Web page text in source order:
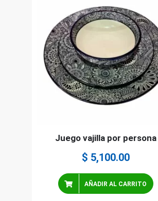
Juego vajilla por persona
$ 5,100.00
AÑADIR AL CARRITO